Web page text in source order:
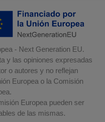
- Next Generation EU.
y las opiniones expresadas
o autores y no reflejan
Europea o la Comisión
Europea pueden ser
de las mismas.